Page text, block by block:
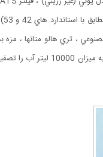
اين
، تري هالو متانها ،